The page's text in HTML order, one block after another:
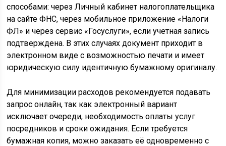
способами: через Личный кабинет налогоплательщика
на сайте ФНС, через мобильное приложение «Налоги
ФЛ» и через сервис «Госуслуги», если учетная запись
подтверждена. В этих случаях документ приходит в
электронном виде с возможностью печати и имеет
юридическую силу идентичную бумажному оригиналу.
Для минимизации расходов рекомендуется подавать
запрос онлайн, так как электронный вариант
исключает очереди, необходимость оплаты услуг
посредников и сроки ожидания. Если требуется
бумажная копия, можно заказать её одновременно с